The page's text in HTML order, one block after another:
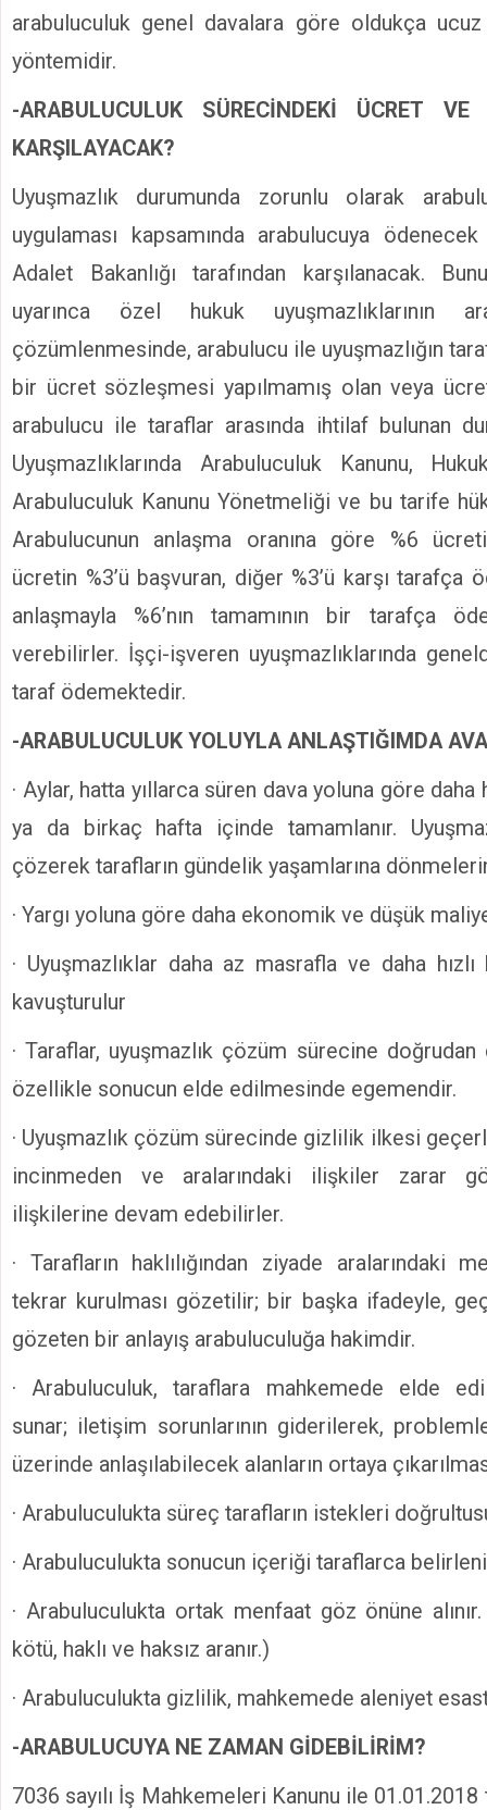
arabuluculuk genel davalara göre oldukça
yöntemidir.
-ARABULUCULUK SÜRECİNDEKİ ÜCRET
KARŞILAYACAK?
Uyuşmazlık durumunda zorunlu olarak
uygulaması kapsamında arabulucuya
Adalet Bakanlığı tarafından karşılanacak.
uyarınca özel hukuk uyuşmazlıklarının
çözümlenmesinde, arabulucu ile uyuşmazlığın
bir ücret sözleşmesi yapılmamış olan veya
arabulucu ile taraflar arasında ihtilaf bulunan
Uyuşmazlıklarında Arabuluculuk Kanunu,
Arabuluculuk Kanunu Yönetmeliği ve bu tarife
Arabulucunun anlaşma oranına göre %6
ücretin %3’ü başvuran, diğer %3’ü karşı tarafça
anlaşmayla %6’nın tamamının bir tarafça
verebilirler. İşçi-işveren uyuşmazlıklarında
taraf ödemektedir.
-ARABULUCULUK YOLUYLA ANLAŞTIĞIMDA
· Aylar, hatta yıllarca süren dava yoluna göre daha
ya da birkaç hafta içinde tamamlanır.
çözerek tarafların gündelik yaşamlarına
· Yargı yoluna göre daha ekonomik ve düşük
· Uyuşmazlıklar daha az masrafla ve daha
kavuşturulur
· Taraflar, uyuşmazlık çözüm sürecine doğrudan
özellikle sonucun elde edilmesinde egemendir.
· Uyuşmazlık çözüm sürecinde gizlilik ilkesi
incinmeden ve aralarındaki ilişkiler zarar
ilişkilerine devam edebilirler.
· Tarafların haklılığından ziyade aralarındaki
tekrar kurulması gözetilir; bir başka ifadeyle,
gözeten bir anlayış arabuluculuğa hakimdir.
· Arabuluculuk, taraflara mahkemede elde
sunar; iletişim sorunlarının giderilerek,
üzerinde anlaşılabilecek alanların ortaya
· Arabuluculukta süreç tarafların istekleri
· Arabuluculukta sonucun içeriği taraflarca
· Arabuluculukta ortak menfaat göz önüne
kötü, haklı ve haksız aranır.)
· Arabuluculukta gizlilik, mahkemede aleniyet
-ARABULUCUYA NE ZAMAN GİDEBİLİRİM?
7036 sayılı İş Mahkemeleri Kanunu ile